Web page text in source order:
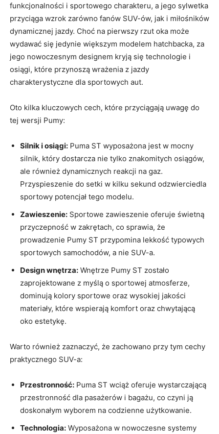
funkcjonalności i sportowego charakteru, a jego sylwetka
przyciąga wzrok zarówno fanów SUV-ów, jak i miłośników
dynamicznej jazdy. Choć na pierwszy rzut oka może
wydawać się jedynie większym modelem hatchbacka, za
jego nowoczesnym designem kryją się technologie i
osiągi, które przynoszą wrażenia z jazdy
charakterystyczne dla sportowych aut.
Oto kilka kluczowych cech, które przyciągają uwagę do
tej wersji Pumy:
Silnik i osiągi: Puma ST wyposażona jest w mocny
silnik, który dostarcza nie tylko znakomitych osiągów,
ale również dynamicznych reakcji na gaz.
Przyspieszenie do setki w kilku sekund odzwierciedla
sportowy potencjał tego modelu.
Zawieszenie: Sportowe zawieszenie oferuje świetną
przyczepność w zakrętach, co sprawia, że
prowadzenie Pumy ST przypomina lekkość typowych
sportowych samochodów, a nie SUV-a.
Design wnętrza: Wnętrze Pumy ST zostało
zaprojektowane z myślą o sportowej atmosferze,
dominują kolory sportowe oraz wysokiej jakości
materiały, które wspierają komfort oraz chwytającą
oko estetykę.
Warto również zaznaczyć, że zachowano przy tym cechy
praktycznego SUV-a:
Przestronność: Puma ST wciąż oferuje wystarczającą
przestronność dla pasażerów i bagażu, co czyni ją
doskonałym wyborem na codzienne użytkowanie.
Technologia: Wyposażona w nowoczesne systemy